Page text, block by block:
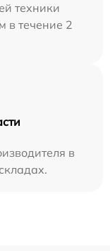
техники
в течение 2
в